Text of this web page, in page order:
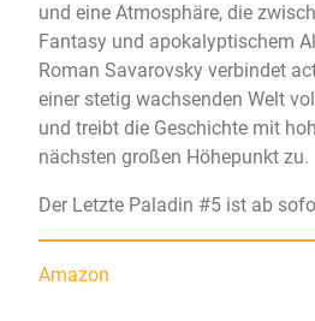
und eine Atmosphäre, die
Fantasy und apokalyptischem
Roman Savarovsky verbindet
einer stetig wachsenden Welt
und treibt die Geschichte mit
nächsten großen Höhepunkt zu.
Der Letzte Paladin #5 ist ab
Amazon